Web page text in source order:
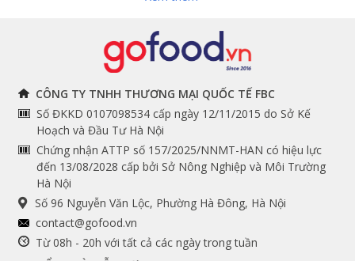
Tuyển dụng
THÔNG TIN
Chính sách và quy định
chung
Hướng dẫn đặt hàng
Cam kết chất lượng
THEO DÕI NGAY
Facebook
Instagram
Youtube
Tiktok
Shopee
CÔNG TY TNHH THƯƠNG MẠI QUỐC TẾ FBC
Số ĐKKD 0107098534 cấp ngày 12/11/2015 do Sở Kế
Hoạch và Đầu Tư Hà Nội
Chứng nhận ATTP số 157/2025/NNMT-HAN có hiệu lực
đến 13/08/2028 cấp bởi Sở Nông Nghiệp và Môi Trường
Hà Nội
Số 96 Nguyễn Văn Lộc, Phường Hà Đông, Hà Nội
contact@gofood.vn
Từ 08h - 20h với tất cả các ngày trong tuần